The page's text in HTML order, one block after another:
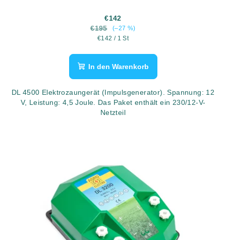
€142
€195
(–27 %)
Verkaufspreis:
€142 / 1 St
In den Warenkorb
DL 4500 Elektrozaungerät (Impulsgenerator). Spannung: 12
V, Leistung: 4,5 Joule. Das Paket enthält ein 230/12-V-
Netzteil